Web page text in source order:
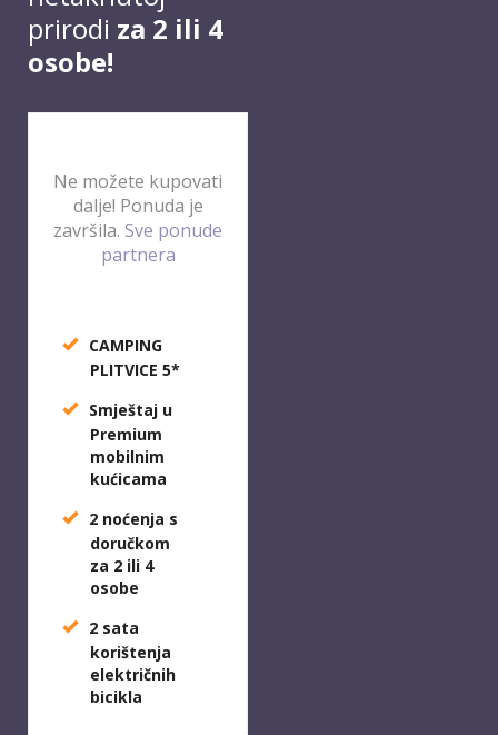
prirodi za 2 ili 4
osobe!
Ne možete kupovati
dalje! Ponuda je
završila. Sve ponude
partnera
CAMPING
PLITVICE 5*
Smještaj u
Premium
mobilnim
kućicama
2 noćenja s
doručkom
za 2 ili 4
osobe
2 sata
korištenja
električnih
bicikla